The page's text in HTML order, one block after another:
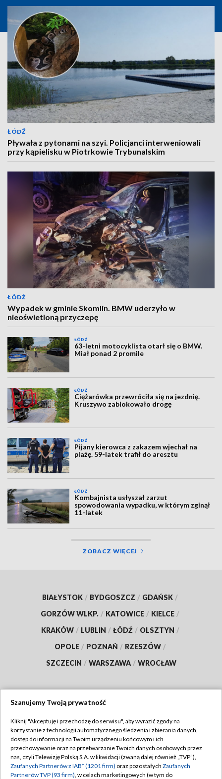
ŁÓDŹ
Pływała z pytonami na szyi. Policjanci interweniowali
przy kąpielisku w Piotrkowie Trybunalskim
ŁÓDŹ
Wypadek w gminie Skomlin. BMW uderzyło w
nieoświetloną przyczepę
ŁÓDŹ
63-letni motocyklista otarł się o BMW.
Miał ponad 2 promile
ŁÓDŹ
Ciężarówka przewróciła się na jezdnię.
Kruszywo zablokowało drogę
ŁÓDŹ
Pijany kierowca z zakazem wjechał na
plażę. 59-latek trafił do aresztu
ŁÓDŹ
Kombajnista usłyszał zarzut
spowodowania wypadku, w którym zginął
11-latek
ZOBACZ WIĘCEJ
BIAŁYSTOK / BYDGOSZCZ / GDAŃSK /
GORZÓW WLKP. / KATOWICE / KIELCE /
KRAKÓW / LUBLIN / ŁÓDŹ / OLSZTYN /
OPOLE / POZNAŃ / RZESZÓW /
SZCZECIN / WARSZAWA / WROCŁAW
TVP
Abonament TVP
Emisja w TVP
Regulamin TVP
Polityka prywatności
Szanujemy Twoją prywatność
Kliknij "Akceptuję i przechodzę do serwisu", aby wyrazić zgody na
korzystanie z technologii automatycznego śledzenia i zbierania danych,
dostęp do informacji na Twoim urządzeniu końcowym i ich
przechowywanie oraz na przetwarzanie Twoich danych osobowych przez
nas, czyli Telewizję Polską S.A. w likwidacji (zwaną dalej również „TVP”),
Zaufanych Partnerów z IAB* (1201 firm) oraz pozostałych Zaufanych
Partnerów TVP (93 firm), w celach marketingowych (w tym do